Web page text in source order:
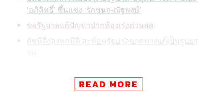
‘อภิสิทธิ์’ ขึ้นแซง ‘รักชนก-ณัฐพงษ์’
ขอรัฐบาลแก้ปัญหาปากท้องเร่งด่วนสุด
ดัชนีดิ่งลงทุกมิติ สะท้อนรัฐบาลขาดทางแก้เป็นรูปธร
READ MORE